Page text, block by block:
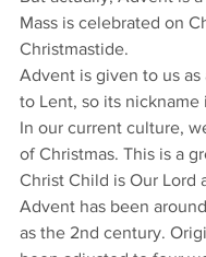
Mass is celebrated on
Christmastide.
Advent is given to us
to Lent, so its nickname
In our current culture,
of Christmas. This is a
Christ Child is Our Lord
Advent has been
as the 2nd century.